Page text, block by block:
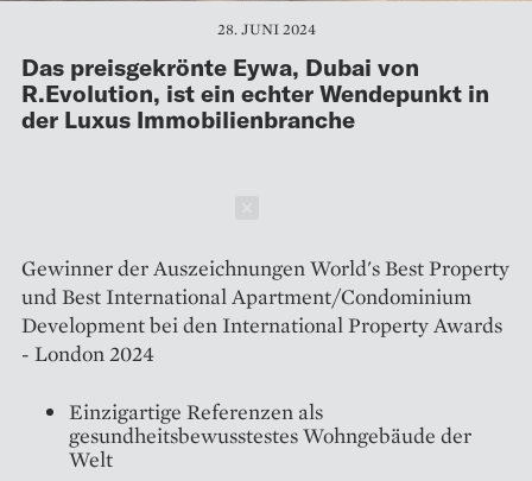
28. JUNI 2024
Das preisgekrönte Eywa, Dubai von
R.Evolution, ist ein echter Wendepunkt in
der Luxus Immobilienbranche
Gewinner der Auszeichnungen World's Best Property
und Best International Apartment/Condominium
Development bei den International Property Awards
- London 2024
Einzigartige Referenzen als
gesundheitsbewusstestes Wohngebäude der
Welt